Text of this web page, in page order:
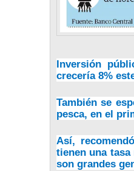
Inversión
crecería 8%
También se
pesca, en el
Así,
tienen una
son grandes